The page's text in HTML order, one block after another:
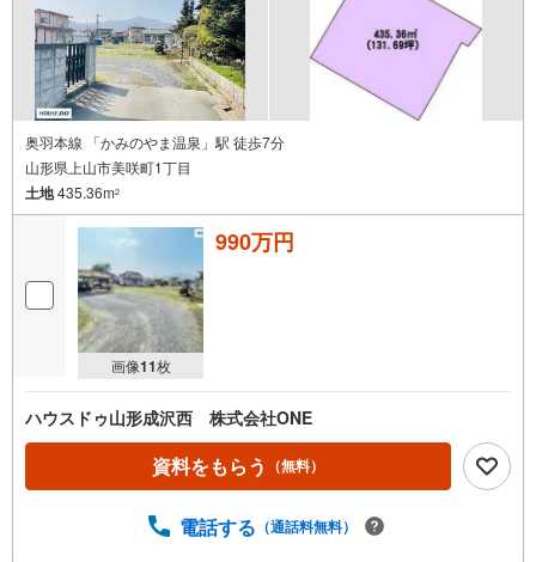
奥羽本線 「かみのやま温泉」駅 徒歩7分
山形県上山市美咲町1丁目
土地435.36m2
画像11枚
990万円
ハウスドゥ山形成沢西 株式会社ONE
資料をもらう （無料）
電話する （通話料無料）